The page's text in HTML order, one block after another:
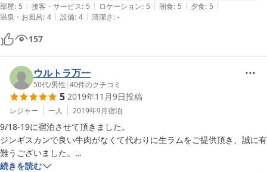
お部屋も古くても味があり、のんびりくつろぐことができました。
晩御飯の大根とラム肉の煮物、とってもおいしかったです。
実家の母もあのような味付けでよく作ってくれたのでとても懐かしい気
持ちになりました。
山の話、スキーの話、聞かせていただき楽しかったです。
次は教えていただいた烏ヶ山を登るときに伺えたら嬉しいです。
お世話になりました。
ありがとうございました。
部屋: 5 | 接客・サービス: 5 | ロケーション: 5 | 朝食: 5 | 夕食: 5 |
温泉・お風呂: 4 | 設備: 4 | 清潔さ: -
157
ウルトラ万一
50代/男性 |40件のクチコミ
5 2019年11月9日投稿
レジャー 一人 2019年9月宿泊
9/18-19に宿泊させて頂きました。
ジンギスカンで良い牛肉がなくて代わりに生ラムをご提供頂き、誠に有
難うございました。
部屋に戻ってから寝入ってしまい、せっかくご用意頂いたお風呂に入れ
続きを読む